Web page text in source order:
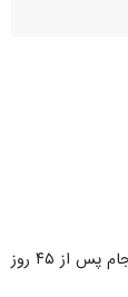
، گروه‌های مقاومت فلسطین ۱۵ مهرماه برابر با هفتم اکتبر ۲۰۲۳، عملیات «طوفان الاقصی» را از غزه (جنوب فلسطین) علیه مواضع رژیم اسرائیل آغاز کردند که سرانجام پس از ۴۵ روز